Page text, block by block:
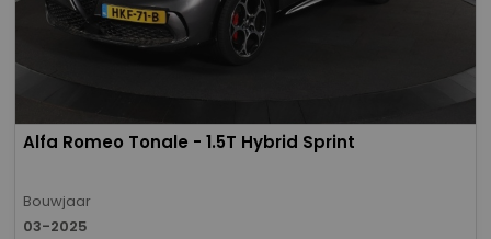
Alfa Romeo Tonale - 1.5T Hybrid Sprint
Bouwjaar
03-2025